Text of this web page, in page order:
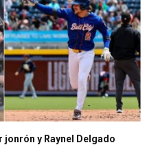
jonrón y Raynel Delgado